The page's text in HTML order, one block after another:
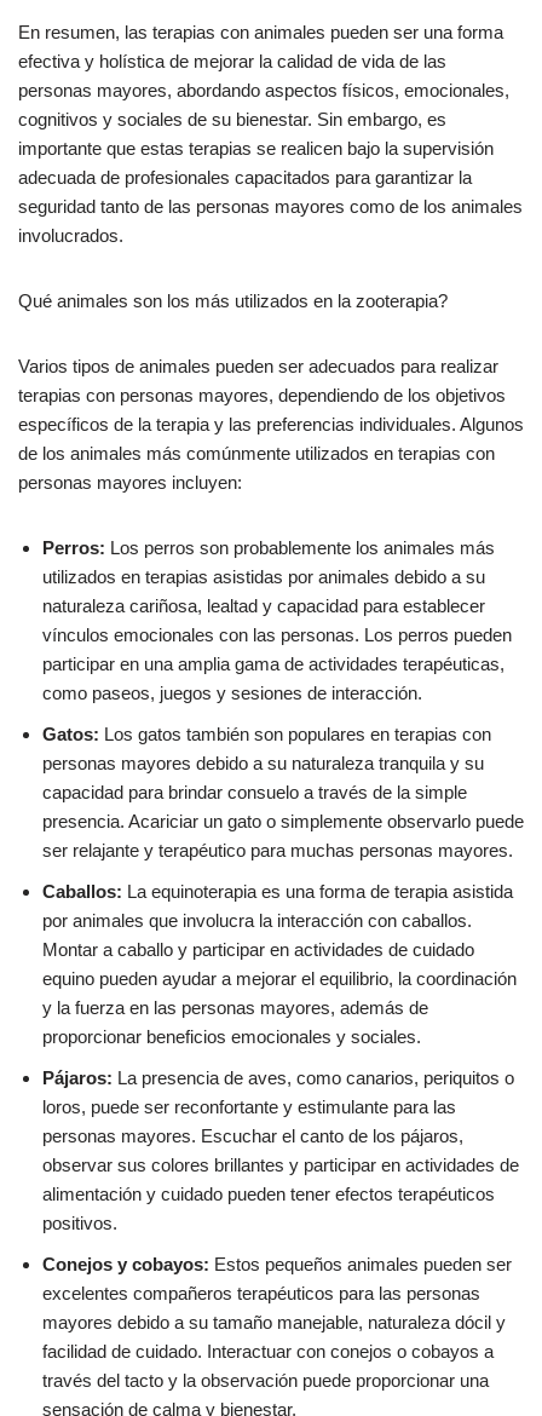
En resumen, las terapias con animales pueden ser una forma
efectiva y holística de mejorar la calidad de vida de las
personas mayores, abordando aspectos físicos, emocionales,
cognitivos y sociales de su bienestar. Sin embargo, es
importante que estas terapias se realicen bajo la supervisión
adecuada de profesionales capacitados para garantizar la
seguridad tanto de las personas mayores como de los animales
involucrados.
Qué animales son los más utilizados en la zooterapia?
Varios tipos de animales pueden ser adecuados para realizar
terapias con personas mayores, dependiendo de los objetivos
específicos de la terapia y las preferencias individuales. Algunos
de los animales más comúnmente utilizados en terapias con
personas mayores incluyen:
Perros: Los perros son probablemente los animales más
utilizados en terapias asistidas por animales debido a su
naturaleza cariñosa, lealtad y capacidad para establecer
vínculos emocionales con las personas. Los perros pueden
participar en una amplia gama de actividades terapéuticas,
como paseos, juegos y sesiones de interacción.
Gatos: Los gatos también son populares en terapias con
personas mayores debido a su naturaleza tranquila y su
capacidad para brindar consuelo a través de la simple
presencia. Acariciar un gato o simplemente observarlo puede
ser relajante y terapéutico para muchas personas mayores.
Caballos: La equinoterapia es una forma de terapia asistida
por animales que involucra la interacción con caballos.
Montar a caballo y participar en actividades de cuidado
equino pueden ayudar a mejorar el equilibrio, la coordinación
y la fuerza en las personas mayores, además de
proporcionar beneficios emocionales y sociales.
Pájaros: La presencia de aves, como canarios, periquitos o
loros, puede ser reconfortante y estimulante para las
personas mayores. Escuchar el canto de los pájaros,
observar sus colores brillantes y participar en actividades de
alimentación y cuidado pueden tener efectos terapéuticos
positivos.
Conejos y cobayos: Estos pequeños animales pueden ser
excelentes compañeros terapéuticos para las personas
mayores debido a su tamaño manejable, naturaleza dócil y
facilidad de cuidado. Interactuar con conejos o cobayos a
través del tacto y la observación puede proporcionar una
sensación de calma y bienestar.